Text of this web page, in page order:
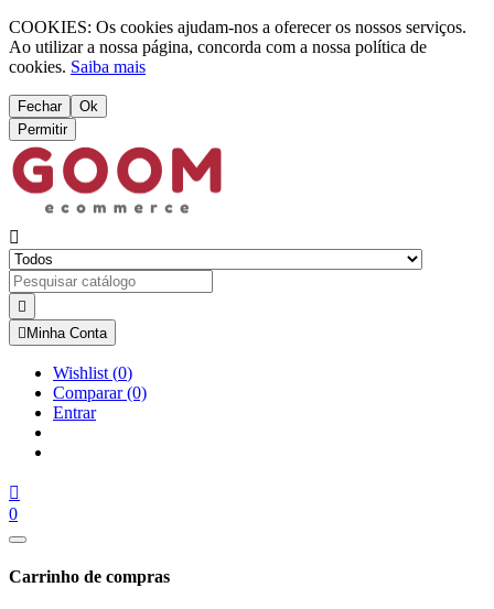
COOKIES: Os cookies ajudam-nos a oferecer os nossos serviços.
Ao utilizar a nossa página, concorda com a nossa política de
cookies. Saiba mais
Fechar
Ok
Permitir


 Minha Conta
Wishlist (0)
Comparar(0)
Entrar

0
Carrinho de compras